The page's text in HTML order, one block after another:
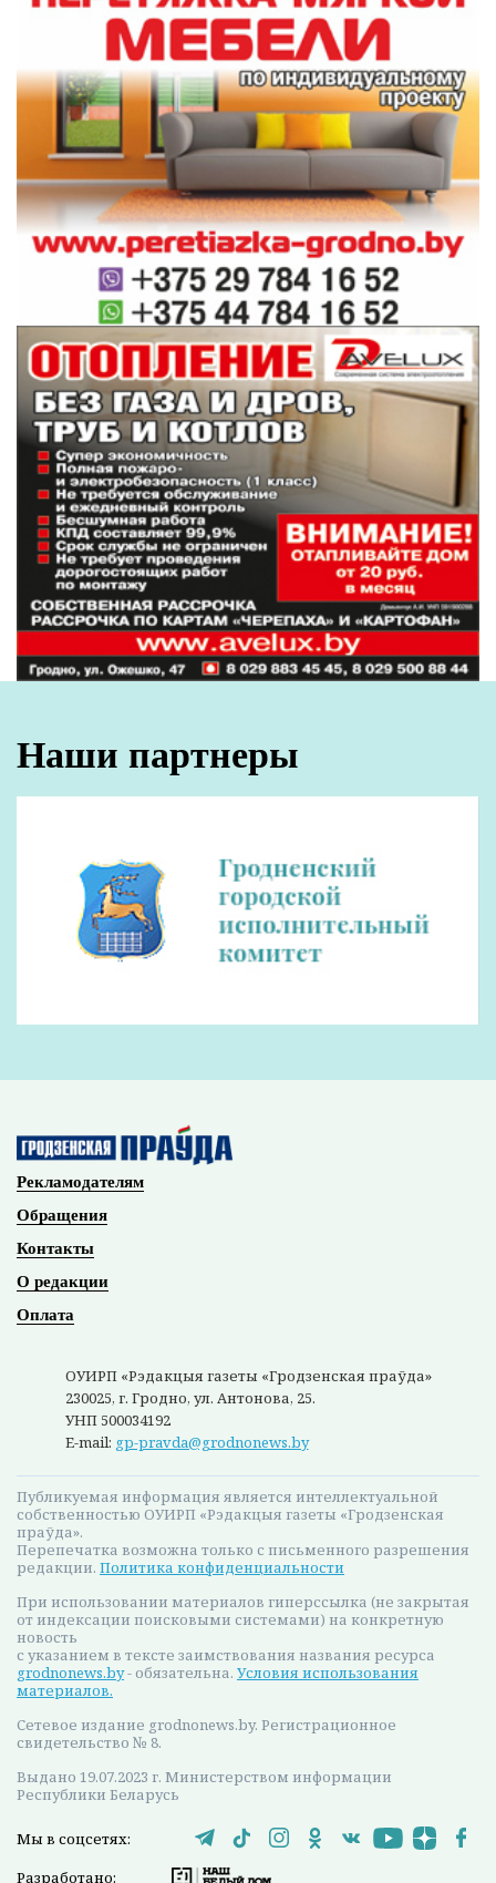
Наши партнеры
Рекламодателям
Обращения
Контакты
О редакции
Оплата
ОУИРП «Рэдакцыя газеты «Гродзенская праўда»
230025, г. Гродно, ул. Антонова, 25.
УНП 500034192
E-mail: gp-pravda@grodnonews.by
Публикуемая информация является интеллектуальной
собственностью ОУИРП «Рэдакцыя газеты «Гродзенская
праўда».
Перепечатка возможна только с письменного разрешения
редакции. Политика конфиденциальности
При использовании материалов гиперссылка (не закрытая
от индексации поисковыми системами) на конкретную
новость
с указанием в тексте заимствования названия ресурса
grodnonews.by- обязательна. Условия использования
материалов.
Сетевое издание grodnonews.by. Регистрационное
свидетельство № 8.
Выдано 19.07.2023 г. Министерством информации
Республики Беларусь
Мы в соцсетях:
Разработано: